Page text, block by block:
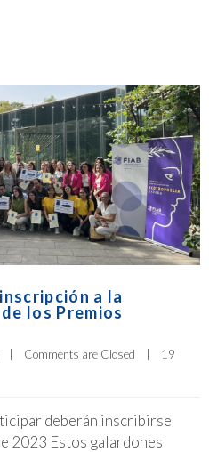
a la
los Premios
| Comments are Closed |
19
deberán inscribirse
2023 Estos galardones